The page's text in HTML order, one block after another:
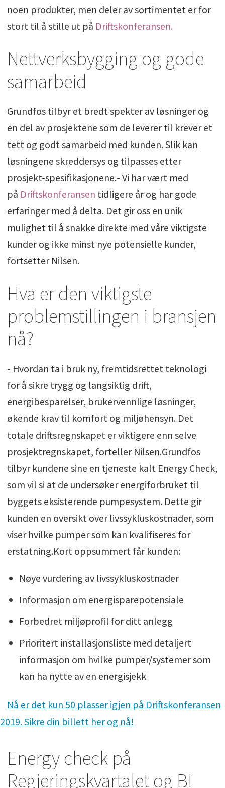
noen produkter, men deler av sortimentet er for
stort til å stille ut på Driftskonferansen.
Nettverksbygging og gode
samarbeid
Grundfos tilbyr et bredt spekter av løsninger og
en del av prosjektene som de leverer til krever et
tett og godt samarbeid med kunden. Slik kan
løsningene skreddersys og tilpasses etter
prosjekt-spesifikasjonene.- Vi har vært med
på Driftskonferansen tidligere år og har gode
erfaringer med å delta. Det gir oss en unik
mulighet til å snakke direkte med våre viktigste
kunder og ikke minst nye potensielle kunder,
fortsetter Nilsen.
Hva er den viktigste
problemstillingen i bransjen
nå?
- Hvordan ta i bruk ny, fremtidsrettet teknologi
for å sikre trygg og langsiktig drift,
energibesparelser, brukervennlige løsninger,
økende krav til komfort og miljøhensyn. Det
totale driftsregnskapet er viktigere enn selve
prosjektregnskapet, forteller Nilsen.Grundfos
tilbyr kundene sine en tjeneste kalt Energy Check,
som vil si at de undersøker energiforbruket til
byggets eksisterende pumpesystem. Dette gir
kunden en oversikt over livssykluskostnader, som
viser hvilke pumper som kan kvalifiseres for
erstatning.Kort oppsummert får kunden:
Nøye vurdering av livssykluskostnader
Informasjon om energisparepotensiale
Forbedret miljøprofil for ditt anlegg
Prioritert installasjonsliste med detaljert
informasjon om hvilke pumper/systemer som
kan ha nytte av en energisjekk
Nå er det kun 50 plasser igjen på Driftskonferansen
2019. Sikre din billett her og nå!
Energy check på
Regjeringskvartalet og BI